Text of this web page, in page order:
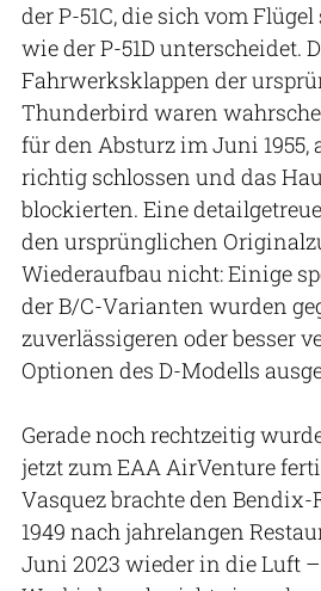
der P-51C, die sich vom
wie der P-51D unterscheidet.
Fahrwerksklappen der
Thunderbird waren
für den Absturz im Juni 1955,
richtig schlossen und das
blockierten. Eine
den ursprünglichen
Wiederaufbau nicht: Einige
der B/C-Varianten wurden
zuverlässigeren oder besser
Optionen des D-Modells
Gerade noch rechtzeitig
jetzt zum EAA AirVenture
Vasquez brachte den Bendix-
1949 nach jahrelangen
Juni 2023 wieder in die Luft